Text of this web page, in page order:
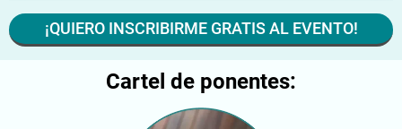
¡QUIERO INSCRIBIRME GRATIS AL EVENTO!
Cartel de ponentes: